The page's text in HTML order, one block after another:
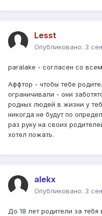
Lesst
Опубликовано: 3
paralake - согласен со всем
Аффтор - чтобы тебе
ограничивали - они
родных людей в жизни у
никогда не будут по
раз руку на своих
хотел пожать.
alekx
Опубликовано: 3
До 18 лет родители за